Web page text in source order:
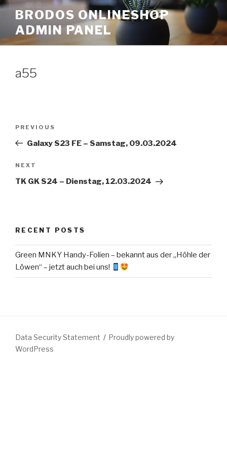
Skip
content
BRODOS ONLINESHOP
ADMIN PANEL
a55
Previous
Post
PREVIOUS
Galaxy S23 FE – Samstag, 09.03.2024
Next
Post
NEXT
TK GK S24 – Dienstag, 12.03.2024
RECENT POSTS
Green MNKY Handy-Folien – bekannt aus der „Höhle der
Löwen“ – jetzt auch bei uns!
Data Security Statement
Proudly powered by
WordPress